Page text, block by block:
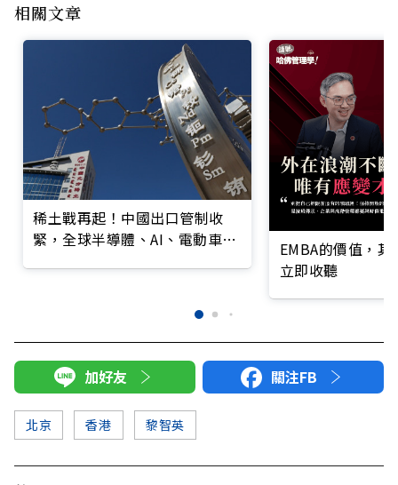
相關文章
稀土戰再起！中國出口管制收
緊，全球半導體、AI、電動車、
EMBA的價值，
立即收聽
加好友 關注FB
北京 香港 黎智英